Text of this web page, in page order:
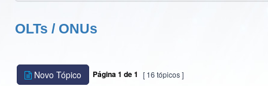
OLTs / ONUs
Novo Tópico Página1 de1 [ 16 tópicos ]